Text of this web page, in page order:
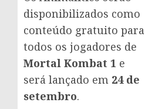
disponibilizados como
conteúdo gratuito para
todos os jogadores de
Mortal Kombat 1 e
será lançado em 24 de
setembro.